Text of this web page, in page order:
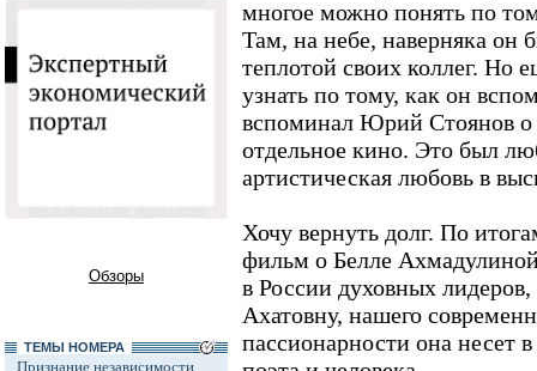
Обзоры
ТЕМЫ НОМЕРА
Признание независимости
многое можно понять по
Там, на небе, наверняка
теплотой своих коллег. Но
узнать по тому, как он
вспоминал Юрий Стоянов о
отдельное кино. Это был
артистическая любовь в
Хочу вернуть долг. По
фильм о Белле
в России духовных
Ахатовну, нашего
пассионарности она несет